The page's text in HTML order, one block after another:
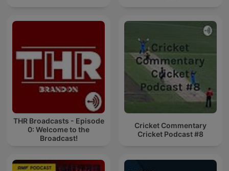
THR Broadcasts - Episode
0: Welcome to the
Broadcast!
Cricket Commentary
Cricket Podcast #8